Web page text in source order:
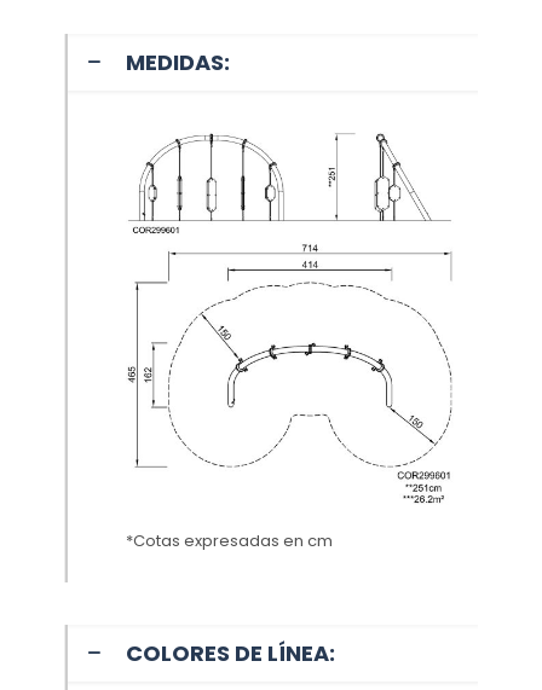
MEDIDAS:
*Cotas expresadas en cm
COLORES DE LÍNEA: